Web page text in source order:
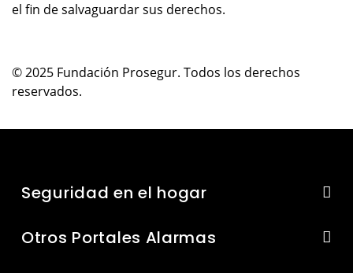
el fin de salvaguardar sus derechos.
© 2025 Fundación Prosegur. Todos los derechos
reservados.
Seguridad en el hogar
Otros Portales Alarmas